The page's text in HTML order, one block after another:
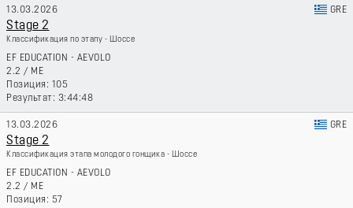
13.03.2026 GRE
Stage 2
Классификация по этапу - Шоссе
EF EDUCATION - AEVOLO
2.2 / ME
105
3:44:48
13.03.2026 GRE
Stage 2
Классификация этапа молодого гонщика - Шоссе
EF EDUCATION - AEVOLO
2.2 / ME
57